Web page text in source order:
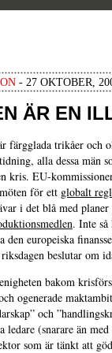
- 27 OKTOBER,
ÄR EN
färgglada trikåer och
alla dessa män
kris. EU-
för ett globalt
i det blå med planer
. Inte
den europeiska
beslutar om
bakom
ogenerade
och
ledare (snarare än
som är tänkt att